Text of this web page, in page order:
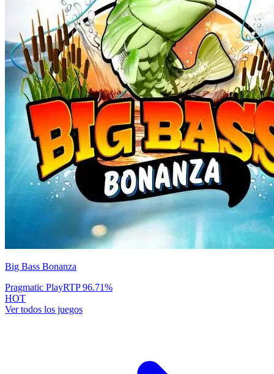
Big Bass Bonanza
Pragmatic PlayRTP96.71%
HOT
Ver todos los juegos